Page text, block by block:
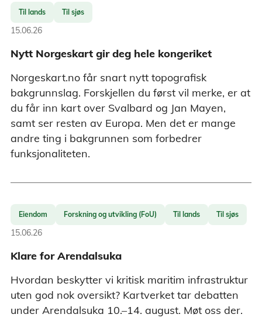
Til lands Til sjøs
15.06.26
Nytt Norgeskart gir deg hele kongeriket
Norgeskart.no får snart nytt topografisk
bakgrunnslag. Forskjellen du først vil merke, er at
du får inn kart over Svalbard og Jan Mayen,
samt ser resten av Europa. Men det er mange
andre ting i bakgrunnen som forbedrer
funksjonaliteten.
Eiendom Forskning og utvikling (FoU) Til lands Til sjøs
15.06.26
Klare for Arendalsuka
Hvordan beskytter vi kritisk maritim infrastruktur
uten god nok oversikt? Kartverket tar debatten
under Arendalsuka 10.–14. august. Møt oss der.